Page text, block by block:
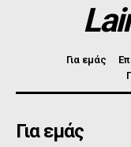
Για εμάς
Για εμάς